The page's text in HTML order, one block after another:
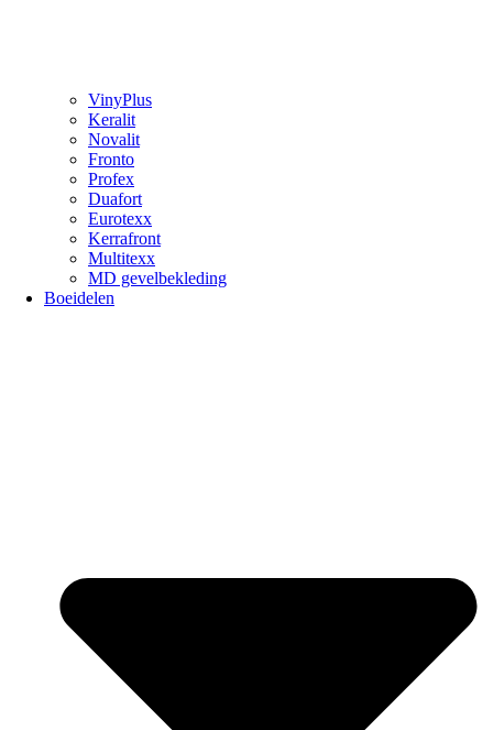
VinyPlus
Keralit
Novalit
Fronto
Profex
Duafort
Eurotexx
Kerrafront
Multitexx
MD gevelbekleding
Boeidelen